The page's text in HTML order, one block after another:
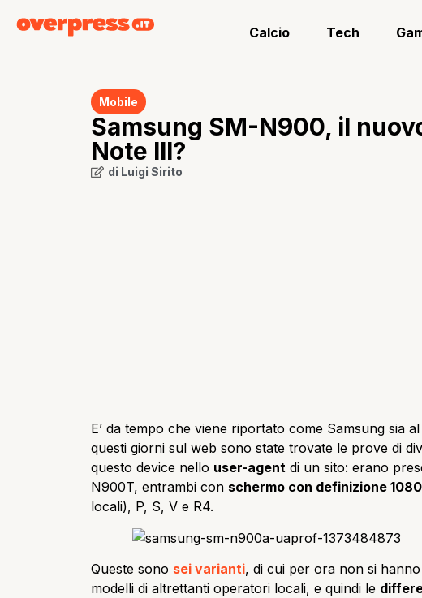
Calcio Tech
Mobile
Samsung SM-N900, il
Note III?
di Luigi Sirito
E’ da tempo che viene riportato come Samsung sia
questi giorni sul web sono state trovate le prove di
questo device nello user-agent di un sito: erano
N900T, entrambi con schermo con definizione
locali), P, S, V e R4.
Queste sono sei varianti, di cui per ora non si
modelli di altrettanti operatori locali, e quindi le